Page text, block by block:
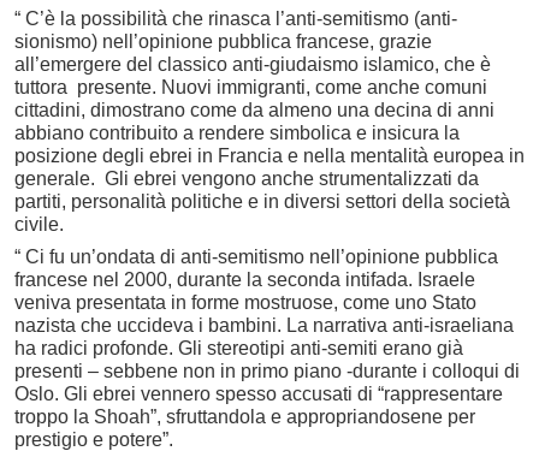
“ C’è la possibilità che rinasca l’anti-semitismo (anti-
sionismo) nell’opinione pubblica francese, grazie
all’emergere del classico anti-giudaismo islamico, che è
tuttora presente. Nuovi immigranti, come anche comuni
cittadini, dimostrano come da almeno una decina di anni
abbiano contribuito a rendere simbolica e insicura la
posizione degli ebrei in Francia e nella mentalità europea in
generale. Gli ebrei vengono anche strumentalizzati da
partiti, personalità politiche e in diversi settori della società
civile.
“ Ci fu un’ondata di anti-semitismo nell’opinione pubblica
francese nel 2000, durante la seconda intifada. Israele
veniva presentata in forme mostruose, come uno Stato
nazista che uccideva i bambini. La narrativa anti-israeliana
ha radici profonde. Gli stereotipi anti-semiti erano già
presenti – sebbene non in primo piano -durante i colloqui di
Oslo. Gli ebrei vennero spesso accusati di “rappresentare
troppo la Shoah”, sfruttandola e appropriandosene per
prestigio e potere”.